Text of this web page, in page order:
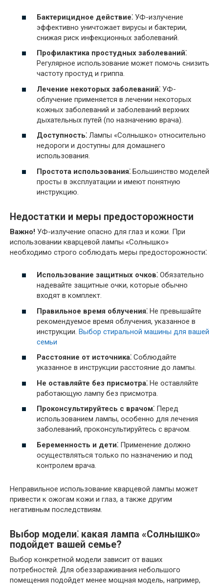
Бактерицидное действие⁚ УФ-излучение
эффективно уничтожает вирусы и бактерии,
снижая риск инфекционных заболеваний.
Профилактика простудных заболеваний⁚
Регулярное использование может помочь снизить
частоту простуд и гриппа.
Лечение некоторых заболеваний⁚ УФ-
облучение применяется в лечении некоторых
кожных заболеваний и заболеваний верхних
дыхательных путей (по назначению врача).
Доступность⁚ Лампы «Солнышко» относительно
недороги и доступны для домашнего
использования.
Простота использования⁚ Большинство моделей
просты в эксплуатации и имеют понятную
инструкцию.
Недостатки и меры предосторожности
Важно! УФ-излучение опасно для глаз и кожи. При
использовании кварцевой лампы «Солнышко»
необходимо строго соблюдать меры предосторожности⁚
Использование защитных очков⁚ Обязательно
надевайте защитные очки, которые обычно
входят в комплект.
Правильное время облучения⁚ Не превышайте
рекомендуемое время облучения, указанное в
инструкции. Выбор стиральной машины для вашей
семьи
Расстояние от источника⁚ Соблюдайте
указанное в инструкции расстояние до лампы.
Не оставляйте без присмотра⁚ Не оставляйте
работающую лампу без присмотра.
Проконсультируйтесь с врачом⁚ Перед
использованием лампы, особенно для лечения
заболеваний, проконсультируйтесь с врачом.
Беременность и дети⁚ Применение должно
осуществляться только по назначению и под
контролем врача.
Неправильное использование кварцевой лампы может
привести к ожогам кожи и глаз, а также другим
негативным последствиям.
Выбор модели⁚ какая лампа «Солнышко»
подойдет вашей семье?
Выбор конкретной модели зависит от ваших
потребностей. Для обеззараживания небольшого
помещения подойдет менее мощная модель, например,